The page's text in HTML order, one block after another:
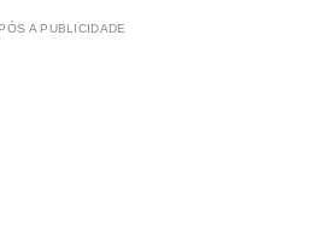
A PUBLICIDADE